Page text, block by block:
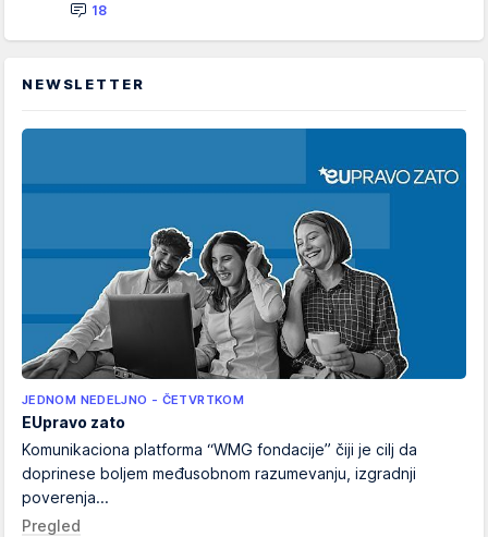
18
NEWSLETTER
JEDNOM NEDELJNO - ČETVRTKOM
EUpravo zato
Komunikaciona platforma “WMG fondacije” čiji je cilj da
doprinese boljem međusobnom razumevanju, izgradnji
poverenja...
Pregled